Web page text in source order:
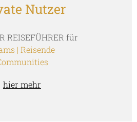
Nutzer
REISEFÜHRER für
| Reisende
hier mehr